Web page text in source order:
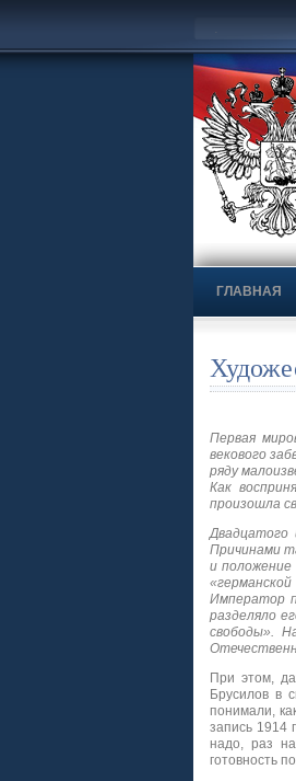
ГЛАВНАЯ
Первая
векового
ряду
Как
произошла
Двадцатого
Причинами
и
Император
разделяло
свободы».
При этом,
Брусилов в
понимали,
запись 1914
надо, раз
готовность